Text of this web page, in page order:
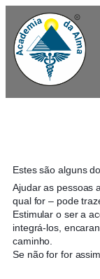
Estes são alguns
Ajudar as pessoas
qual for – pode
Estimular o ser a
integrá-los,
caminho.
Se não for for